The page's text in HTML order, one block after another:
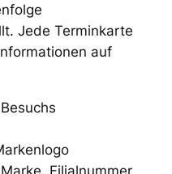
Jede Terminkarte
auf
Filialnummer